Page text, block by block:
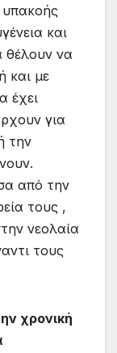
και
θέλουν να
και με
έχει
για
την
από την
τους ,
νεολαία
τους
χρονική